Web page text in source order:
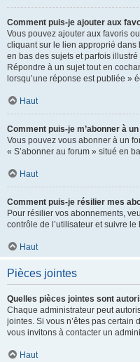
Comment puis-je ajouter aux
Vous pouvez ajouter aux favoris
cliquant sur le lien approprié dans
en bas des sujets et parfois
Répondre à un sujet tout en
lorsqu’une réponse est publiée »
Haut
Comment puis-je m’abonner à
Vous pouvez vous abonner à un
« S’abonner au forum » situé en
Haut
Comment puis-je résilier mes
Pour résilier vos abonnements,
contrôle de l’utilisateur et suivre
Haut
Pièces jointes
Quelles pièces jointes sont
Chaque administrateur peut
jointes. Si vous n’êtes pas certain
vous invitons à contacter un
Haut